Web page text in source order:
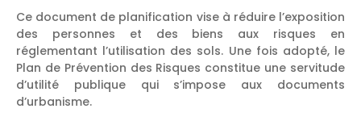
Ce document de planification vise à réduire l’exposition
des personnes et des biens aux risques en
réglementant l’utilisation des sols. Une fois adopté, le
Plan de Prévention des Risques constitue une servitude
d’utilité publique qui s’impose aux documents
d’urbanisme.